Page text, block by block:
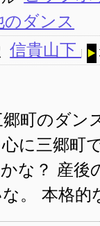
のダンス
信貴山下
町のダ
に三郷
な？ 産
な。 本格